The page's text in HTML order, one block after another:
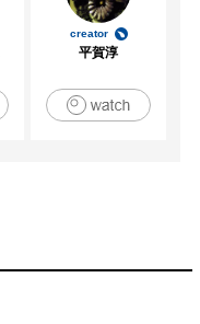
creator
平賀淳